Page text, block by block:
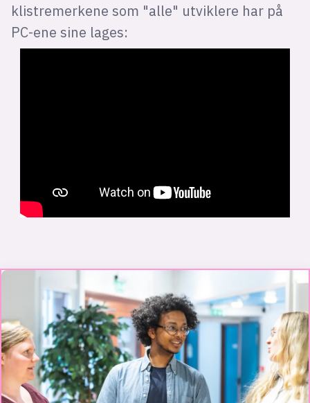
klistremerkene som "alle" utviklere har på
PC-ene sine lages: